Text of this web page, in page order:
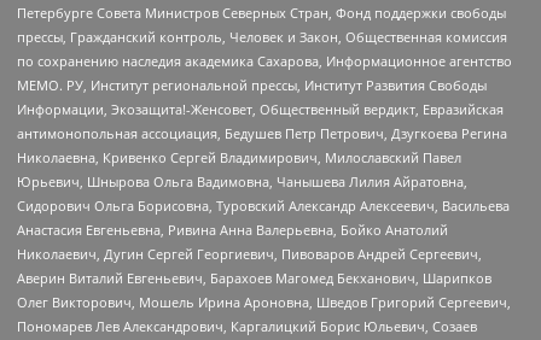
Петербурге Совета Министров Северных Стран, Фонд поддержки свободы
прессы, Гражданский контроль, Человек и Закон, Общественная комиссия
по сохранению наследия академика Сахарова, Информационное агентство
МЕМО. РУ, Институт региональной прессы, Институт Развития Свободы
Информации, Экозащита!-Женсовет, Общественный вердикт, Евразийская
антимонопольная ассоциация, Бедушев Петр Петрович, Дзугкоева Регина
Николаевна, Кривенко Сергей Владимирович, Милославский Павел
Юрьевич, Шнырова Ольга Вадимовна, Чанышева Лилия Айратовна,
Сидорович Ольга Борисовна, Туровский Александр Алексеевич, Васильева
Анастасия Евгеньевна, Ривина Анна Валерьевна, Бойко Анатолий
Николаевич, Дугин Сергей Георгиевич, Пивоваров Андрей Сергеевич,
Аверин Виталий Евгеньевич, Барахоев Магомед Бекханович, Шарипков
Олег Викторович, Мошель Ирина Ароновна, Шведов Григорий Сергеевич,
Пономарев Лев Александрович, Каргалицкий Борис Юльевич, Созаев